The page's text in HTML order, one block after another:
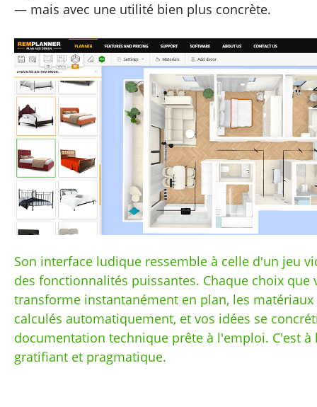
— mais avec une utilité bien plus concrète.
Son interface ludique ressemble à celle d'un jeu
des fonctionnalités puissantes. Chaque choix que
transforme instantanément en plan, les matériaux
calculés automatiquement, et vos idées se
documentation technique prête à l'emploi. C'est à
gratifiant et pragmatique.